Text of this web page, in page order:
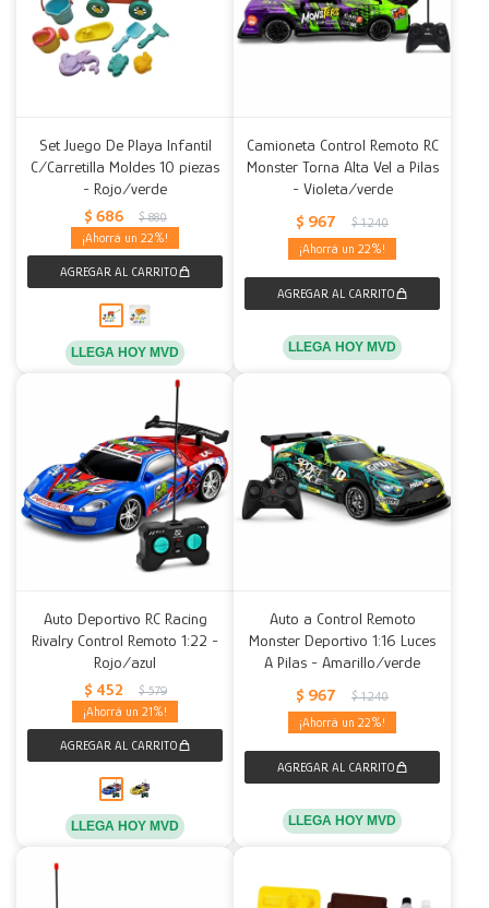
Set Juego De Playa Infantil
C/Carretilla Moldes 10 piezas
- Rojo/verde
$ 686 $ 880
22
LLEGA HOY MVD
Camioneta Control Remoto RC
Monster Torna Alta Vel a Pilas
- Violeta/verde
$ 967 $ 1.240
22
LLEGA HOY MVD
Auto Deportivo RC Racing
Rivalry Control Remoto 1:22 -
Rojo/azul
$ 452 $ 579
21
LLEGA HOY MVD
Auto a Control Remoto
Monster Deportivo 1:16 Luces
A Pilas - Amarillo/verde
$ 967 $ 1.240
22
LLEGA HOY MVD